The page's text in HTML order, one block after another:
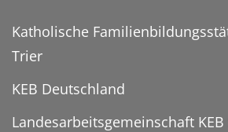
Katholische
Trier
KEB Deutschland
Landesarbeitsgemeinschaft KEB